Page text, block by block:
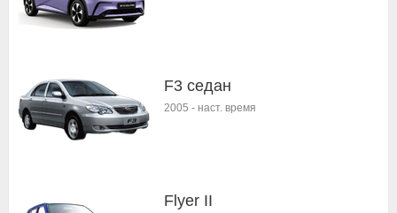
F3 седан
2005 - наст. время
Flyer II